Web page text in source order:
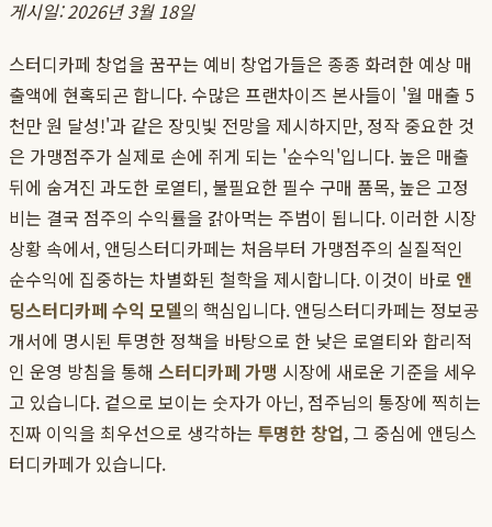
게시일: 2026년 3월 18일
스터디카페 창업을 꿈꾸는 예비 창업가들은 종종 화려한 예상 매
출액에 현혹되곤 합니다. 수많은 프랜차이즈 본사들이 '월 매출 5
천만 원 달성!'과 같은 장밋빛 전망을 제시하지만, 정작 중요한 것
은 가맹점주가 실제로 손에 쥐게 되는 '순수익'입니다. 높은 매출
뒤에 숨겨진 과도한 로열티, 불필요한 필수 구매 품목, 높은 고정
비는 결국 점주의 수익률을 갉아먹는 주범이 됩니다. 이러한 시장
상황 속에서, 앤딩스터디카페는 처음부터 가맹점주의 실질적인
순수익에 집중하는 차별화된 철학을 제시합니다. 이것이 바로 앤
딩스터디카페 수익 모델의 핵심입니다. 앤딩스터디카페는 정보공
개서에 명시된 투명한 정책을 바탕으로 한 낮은 로열티와 합리적
인 운영 방침을 통해 스터디카페 가맹 시장에 새로운 기준을 세우
고 있습니다. 겉으로 보이는 숫자가 아닌, 점주님의 통장에 찍히는
진짜 이익을 최우선으로 생각하는 투명한 창업, 그 중심에 앤딩스
터디카페가 있습니다.